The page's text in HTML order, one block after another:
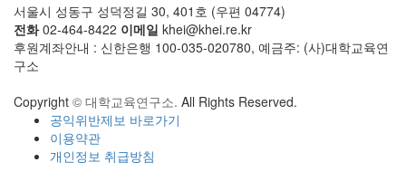
서울시 성동구 성덕정길 30, 401호 (우편 04774)
전화02-464-8422 이메일 khei@khei.re.kr
후원계좌안내 : 신한은행 100-035-020780, 예금주: (사)대학교육연
구소
Copyright © 대학교육연구소. All Rights Reserved.
공익위반제보 바로가기
이용약관
개인정보 취급방침